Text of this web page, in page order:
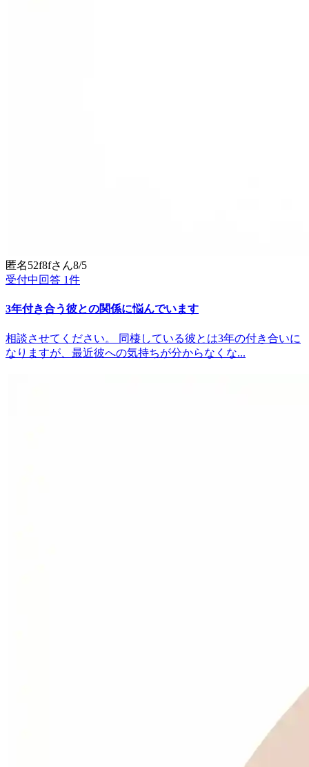
匿名52f8fさん8/5
受付中 回答 1件
3年付き合う彼との関係に悩んでいます
相談させてください。 同棲している彼とは3年の付き合いに
なりますが、最近彼への気持ちが分からなくな...